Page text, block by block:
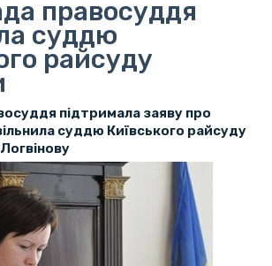
правосуддя
суддю
райсуду
підтримала заяву про
суддю Київського райсуду